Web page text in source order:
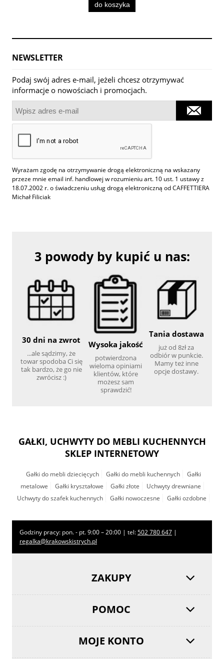
do koszyka
NEWSLETTER
Podaj swój adres e-mail, jeżeli chcesz otrzymywać
informacje o nowościach i promocjach.
Wyrażam zgodę na otrzymywanie drogą elektroniczną na wskazany
przeze mnie email inf. handlowej w rozumieniu art. 10 ust. 1 ustawy z
18.07.2002 r. o świadczeniu usług drogą elektroniczną od CAFFETTIERA
Michał Filiciak
3 powody by kupić u nas:
30 dni na zwrot
...ale sądzimy, że
towar spodoba Ci się
tak bardzo, że go nie
zwrócisz :)
Wysoka jakość
potwierdzona
wieloma opiniami
klientów, które
możesz sam
sprawdzić!
Tania dostawa
już od 8zł za
odbiór w punkcie.
Mamy też inne
opcje dostawy.
GAŁKI, UCHWYTY DO MEBLI KUCHENNYCH
SKLEP INTERNETOWY
Gałki do mebli dziecięcych Gałki do mebli kuchennych
Gałki
metalowe
Gałki kryształowe Gałki złote
Uchwyty drewniane
Uchwyty do szafek kuchennych
Gałki nowoczesne Gałki ozdobne
Godziny pracy: pon. - pt. 9:00 – 20:00 | tel:502 780 647 |
regalka@krakowskistrych.pl
ZAKUPY
POMOC
MOJE KONTO